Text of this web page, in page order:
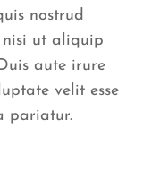
nostrud
ut aliquip
aute irure
velit esse
pariatur.